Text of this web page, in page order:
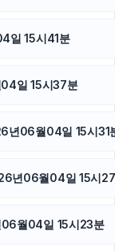
일 15시41분
일 15시37분
년06월04일 15시31
년06월04일 15시
06월04일 15시23분